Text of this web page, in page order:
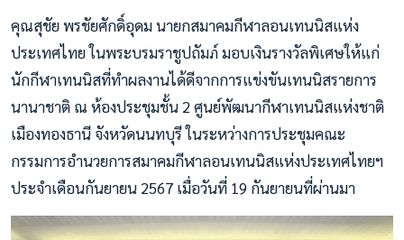
คุณสุชัย พรชัยศักดิ์อุดม นายกสมาคมกีฬาลอนเทนนิสแห่ง
ประเทศไทย ในพระบรมราชูปถัมภ์ มอบเงินรางวัลพิเศษให้แก่
นักกีฬาเทนนิสที่ทำผลงานได้ดีจากการแข่งขันเทนนิสรายการ
นานาชาติ ณ ห้องประชุมชั้น 2 ศูนย์พัฒนากีฬาเทนนิสแห่งชาติ
เมืองทองธานี จังหวัดนนทบุรี ในระหว่างการประชุมคณะ
กรรมการอำนวยการสมาคมกีฬาลอนเทนนิสแห่งประเทศไทยฯ
ประจำเดือนกันยายน 2567 เมื่อวันที่ 19 กันยายนที่ผ่านมา